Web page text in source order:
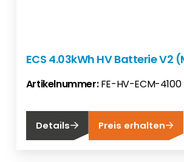
ECS 4.03kWh HV Batterie V2
Artikelnummer:FE-HV-ECM-4100
Details Preis erhalten